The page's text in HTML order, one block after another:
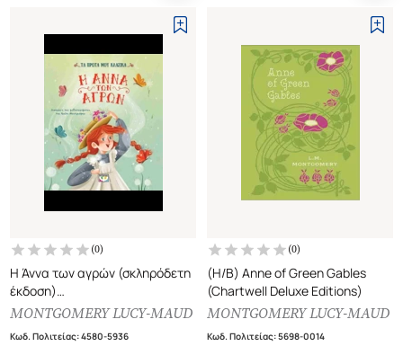
(0)
Η Άννα των αγρών (σκληρόδετη
έκδοση)
(Παιδική διασκευή: Elisa
MONTGOMERY LUCY-MAUD
Κωδ. Πολιτείας:4580-5936
(0)
(H/B) Anne of Green Gables
(Chartwell Deluxe Editions)
MONTGOMERY LUCY-MAUD
Κωδ. Πολιτείας:5698-0014